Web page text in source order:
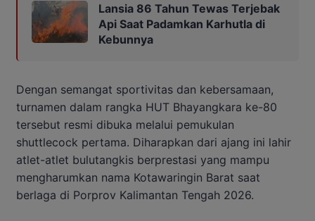
Lansia 86 Tahun Tewas Terjebak
Api Saat Padamkan Karhutla di
Kebunnya
Dengan semangat sportivitas dan kebersamaan,
turnamen dalam rangka HUT Bhayangkara ke-80
tersebut resmi dibuka melalui pemukulan
shuttlecock pertama. Diharapkan dari ajang ini lahir
atlet-atlet bulutangkis berprestasi yang mampu
mengharumkan nama Kotawaringin Barat saat
berlaga di Porprov Kalimantan Tengah 2026.